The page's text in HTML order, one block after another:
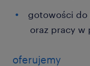
gotowości do
oraz pracy w
oferujemy